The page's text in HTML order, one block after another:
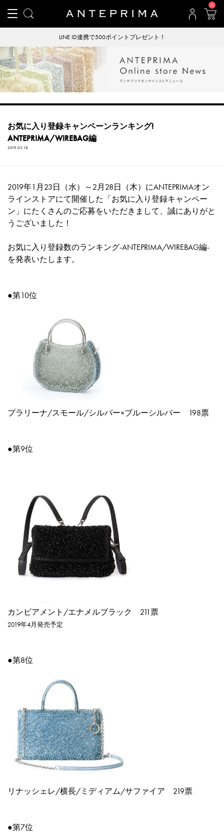
0
LINE ID連携で500ポイントプレゼント！
お気に入り登録キャンペーンランキング!
ANTEPRIMA/WIREBAG編
2019.03.18
2019年1月23日（水）～2月28日（木）にANTEPRIMAオン
ラインストアにて開催した「お気に入り登録キャンペー
ン」にたくさんのご応募をいただきまして、誠にありがと
うございました！
お気に入り登録数のランキング-ANTEPRIMA/WIREBAG編-
を発表いたします。
●第10位
プラリーナ/スモール/シルバー×ブルーシルバー 198票
●第9位
カンビアメント/エナメルブラック 211票
2019年4月発売予定
●第8位
リナッシェレ/横長/ミディアム/サファイア 219票
●第7位